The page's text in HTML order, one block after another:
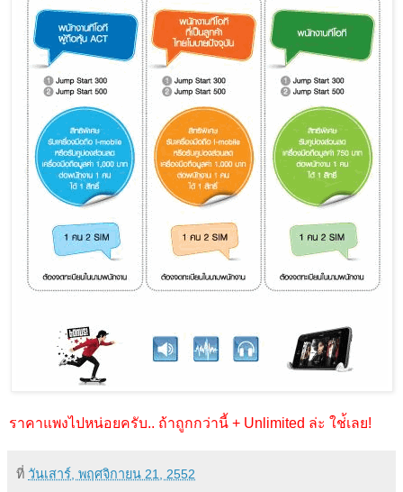
ราคาแพงไปหน่อยครับ.. ถ้าถูกกว่านี้ + Unlimited ล่ะ ใช่้เลย!
ที่ วันเสาร์, พฤศจิกายน 21, 2552